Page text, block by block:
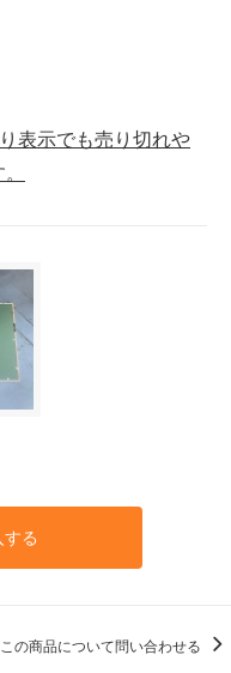
表示でも売り切れや
る
この商品について問い合わせる